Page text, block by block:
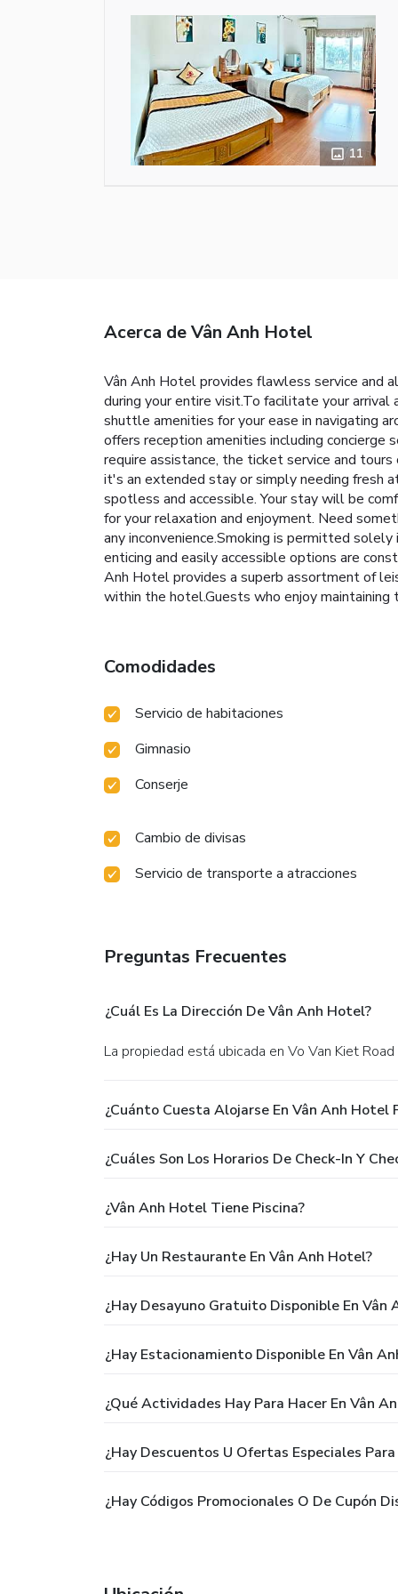
11
Acerca de Vân Anh Hotel
Vân Anh Hotel provides flawless service and
during your entire visit.To facilitate your arrival
shuttle amenities for your ease in navigating
offers reception amenities including concierge
require assistance, the ticket service and
it's an extended stay or simply needing fresh
spotless and accessible. Your stay will be
for your relaxation and enjoyment. Need
any inconvenience.Smoking is permitted
enticing and easily accessible options are
Anh Hotel provides a superb assortment of
within the hotel.Guests who enjoy
Comodidades
Servicio de habitaciones
Gimnasio
Conserje
Cambio de divisas
Servicio de transporte a atracciones
Preguntas Frecuentes
¿Cuál Es La Dirección De Vân Anh Hotel?
La propiedad está ubicada en Vo Van Kiet
¿Cuánto Cuesta Alojarse En Vân Anh Hotel
¿Cuáles Son Los Horarios De Check-In Y
¿Vân Anh Hotel Tiene Piscina?
¿Hay Un Restaurante En Vân Anh Hotel?
¿Hay Desayuno Gratuito Disponible En Vân
¿Hay Estacionamiento Disponible En Vân
¿Qué Actividades Hay Para Hacer En Vân
¿Hay Descuentos U Ofertas Especiales
¿Hay Códigos Promocionales O De Cupón